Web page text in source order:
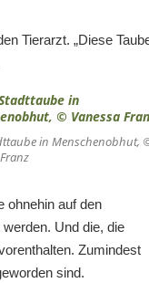
Tierarzt. „Diese
in Menschenobhut,
ohnehin auf den
Und die, die
Zumindest
sind.